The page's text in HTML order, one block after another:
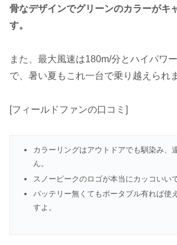
骨なデザインでグリーンのカラーがキ
す。
また、最大風速は180m/分とハイパワ
で、暑い夏もこれ一台で乗り越えられ
[フィールドファンの口コミ]
カラーリングはアウトドアでも馴染み、
ん。
スノーピークのロゴが本当にカッコいいで
バッテリー無くてもポータブル有れば使
すよ。